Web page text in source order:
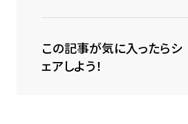
この記事が気に入ったらシ
ェアしよう！